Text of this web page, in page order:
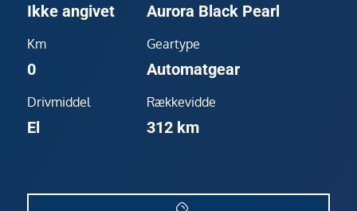
Ikke angivet Aurora Black Pearl
Km
0
Geartype
Automatgear
Drivmiddel
El
Rækkevidde
312 km